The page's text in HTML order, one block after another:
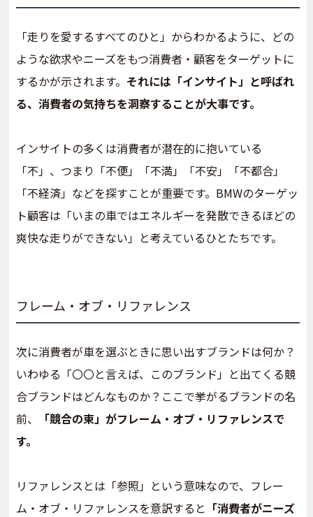
「走りを愛するすべてのひと」からわかるように、どの
ような欲求やニーズをもつ消費者・顧客をターゲットに
するかが示されます。 それには「インサイト」と呼ばれ
る、消費者の気持ちを洞察することが大事です。
インサイトの多くは消費者が潜在的に抱いている
「不」、つまり「不便」「不満」「不安」「不都合」
「不経済」などを探すことが重要です。BMWのターゲッ
ト顧客は「いまの車ではエネルギーを発散できるほどの
爽快な走りができない」と考えているひとたちです。
フレーム・オブ・リファレンス
次に消費者が車を選ぶときに思い出すブランドは何か？
いわゆる「〇〇と言えば、このブランド」と出てくる競
合ブランドはどんなものか？ここで挙がるブランドの名
前、
「競合の束」がフレーム・オブ・リファレンスで
す。
リファレンスとは「参照」という意味なので、フレー
ム・オブ・リファレンスを意訳すると 「消費者がニーズ